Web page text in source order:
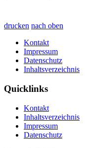
drucken nach oben
Kontakt
Impressum
Datenschutz
Inhaltsverzeichnis
Quicklinks
Kontakt
Inhaltsverzeichnis
Impressum
Datenschutz